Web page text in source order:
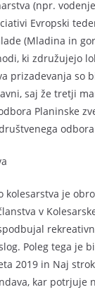
(npr.
Evropski
(Mladina in
ki združujejo
prizadevanja so
saj že tretji
Planinske
kolesarstva je
v
Poleg tega je
2019 in Naj
kar potrjuje